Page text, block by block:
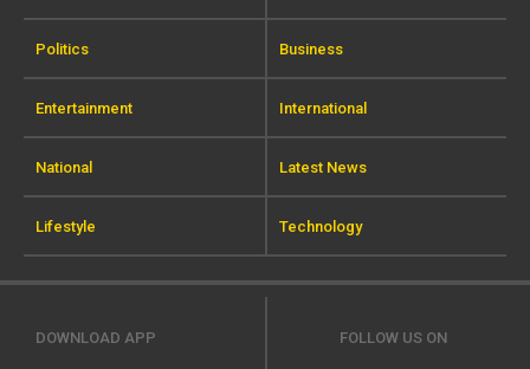
Politics Business
Entertainment International
National Latest News
Lifestyle Technology
DOWNLOAD APP FOLLOW US ON